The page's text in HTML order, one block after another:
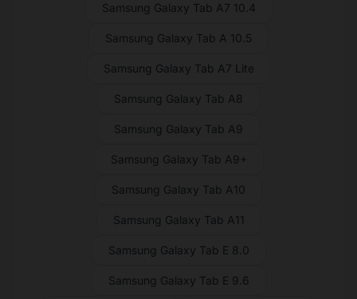
Samsung Galaxy Tab A7 10.4
Samsung Galaxy Tab A 10.5
Samsung Galaxy Tab A7 Lite
Samsung Galaxy Tab A8
Samsung Galaxy Tab A9
Samsung Galaxy Tab A9+
Samsung Galaxy Tab A10
Samsung Galaxy Tab A11
Samsung Galaxy Tab E 8.0
Samsung Galaxy Tab E 9.6